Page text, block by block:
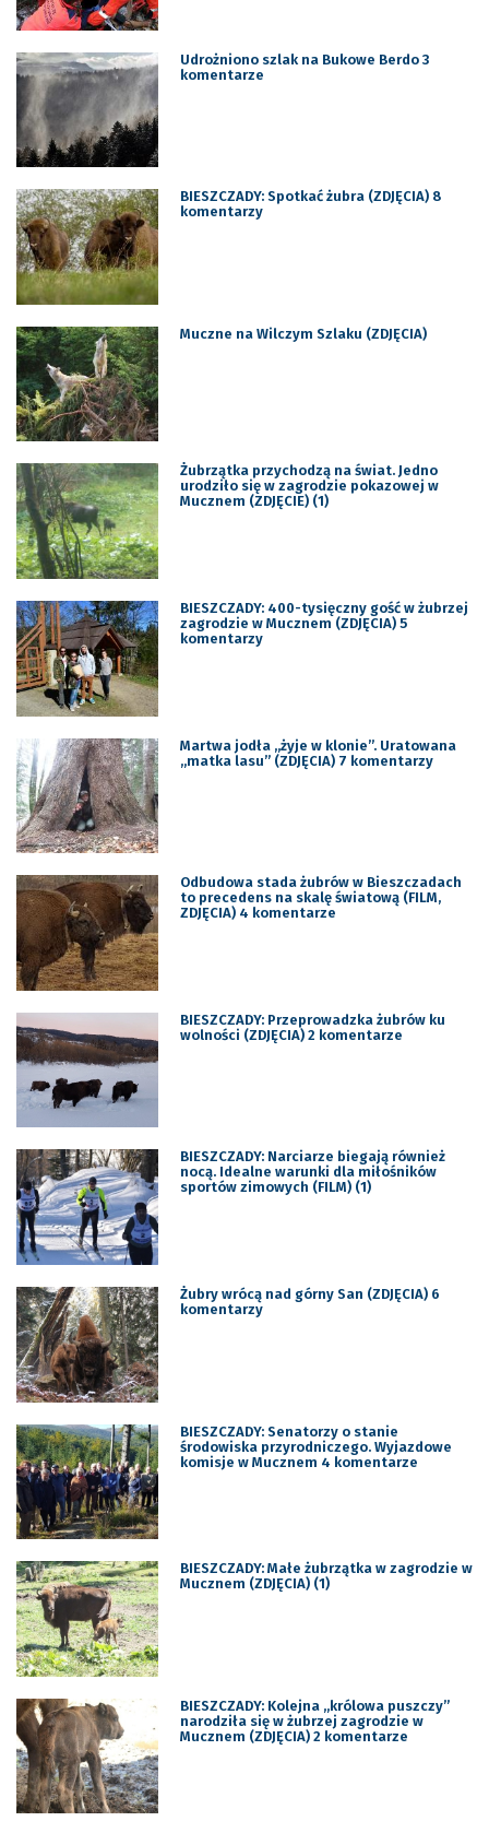
Udrożniono szlak na Bukowe Berdo 3
komentarze
BIESZCZADY: Spotkać żubra (ZDJĘCIA) 8
komentarzy
Muczne na Wilczym Szlaku (ZDJĘCIA)
Żubrzątka przychodzą na świat. Jedno
urodziło się w zagrodzie pokazowej w
Mucznem (ZDJĘCIE) (1)
BIESZCZADY: 400-tysięczny gość w żubrzej
zagrodzie w Mucznem (ZDJĘCIA) 5
komentarzy
Martwa jodła „żyje w klonie”. Uratowana
„matka lasu” (ZDJĘCIA) 7 komentarzy
Odbudowa stada żubrów w Bieszczadach
to precedens na skalę światową (FILM,
ZDJĘCIA) 4 komentarze
BIESZCZADY: Przeprowadzka żubrów ku
wolności (ZDJĘCIA) 2 komentarze
BIESZCZADY: Narciarze biegają również
nocą. Idealne warunki dla miłośników
sportów zimowych (FILM) (1)
Żubry wrócą nad górny San (ZDJĘCIA) 6
komentarzy
BIESZCZADY: Senatorzy o stanie
środowiska przyrodniczego. Wyjazdowe
komisje w Mucznem 4 komentarze
BIESZCZADY: Małe żubrzątka w zagrodzie w
Mucznem (ZDJĘCIA) (1)
BIESZCZADY: Kolejna „królowa puszczy”
narodziła się w żubrzej zagrodzie w
Mucznem (ZDJĘCIA) 2 komentarze